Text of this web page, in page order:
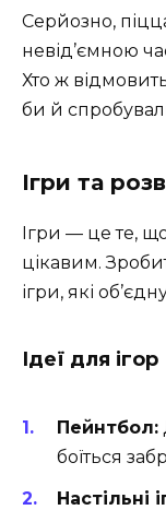
Серйозно,
невід’ємною
Хто ж
би й
Ігри та
Ігри — це те,
цікавим.
ігри, які
Ідеї для ігор
Пейнтбол:
боїться
Настільні